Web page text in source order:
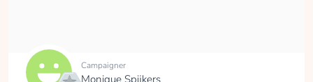
Campaigner
Monique Spijkers